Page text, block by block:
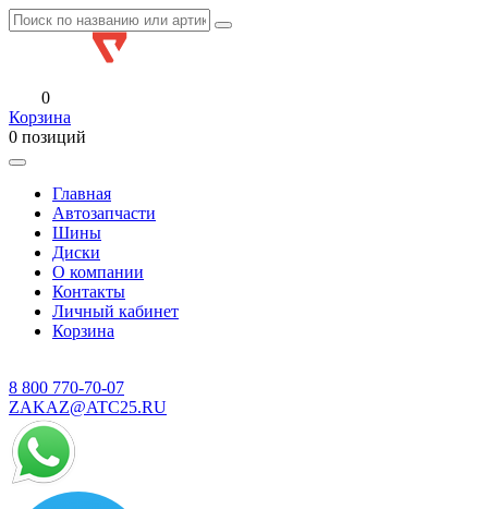
0
Корзина
0 позиций
Главная
Автозапчасти
Шины
Диски
О компании
Контакты
Личный кабинет
Корзина
8 800 770-70-07
ZAKAZ@ATC25.RU